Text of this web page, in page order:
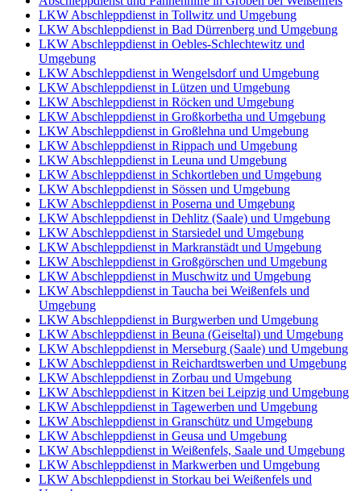
LKW Abschleppdienst in Tollwitz und Umgebung
LKW Abschleppdienst in Bad Dürrenberg und Umgebung
LKW Abschleppdienst in Oebles-Schlechtewitz und
Umgebung
LKW Abschleppdienst in Wengelsdorf und Umgebung
LKW Abschleppdienst in Lützen und Umgebung
LKW Abschleppdienst in Röcken und Umgebung
LKW Abschleppdienst in Großkorbetha und Umgebung
LKW Abschleppdienst in Großlehna und Umgebung
LKW Abschleppdienst in Rippach und Umgebung
LKW Abschleppdienst in Leuna und Umgebung
LKW Abschleppdienst in Schkortleben und Umgebung
LKW Abschleppdienst in Sössen und Umgebung
LKW Abschleppdienst in Poserna und Umgebung
LKW Abschleppdienst in Dehlitz (Saale) und Umgebung
LKW Abschleppdienst in Starsiedel und Umgebung
LKW Abschleppdienst in Markranstädt und Umgebung
LKW Abschleppdienst in Großgörschen und Umgebung
LKW Abschleppdienst in Muschwitz und Umgebung
LKW Abschleppdienst in Taucha bei Weißenfels und
Umgebung
LKW Abschleppdienst in Burgwerben und Umgebung
LKW Abschleppdienst in Beuna (Geiseltal) und Umgebung
LKW Abschleppdienst in Merseburg (Saale) und Umgebung
LKW Abschleppdienst in Reichardtswerben und Umgebung
LKW Abschleppdienst in Zorbau und Umgebung
LKW Abschleppdienst in Kitzen bei Leipzig und Umgebung
LKW Abschleppdienst in Tagewerben und Umgebung
LKW Abschleppdienst in Granschütz und Umgebung
LKW Abschleppdienst in Geusa und Umgebung
LKW Abschleppdienst in Weißenfels, Saale und Umgebung
LKW Abschleppdienst in Markwerben und Umgebung
LKW Abschleppdienst in Storkau bei Weißenfels und